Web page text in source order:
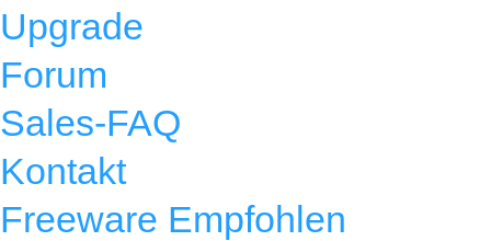
Upgrade
Forum
Sales-FAQ
Kontakt
Freeware Empfohlen